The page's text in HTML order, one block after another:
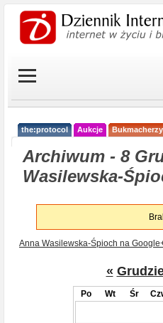
the:protocol Aukcje Bukmacherzy
Archiwum - 8
Wasilewska-
Anna Wasilewska-Śpioch na
«
Po Wt Śr